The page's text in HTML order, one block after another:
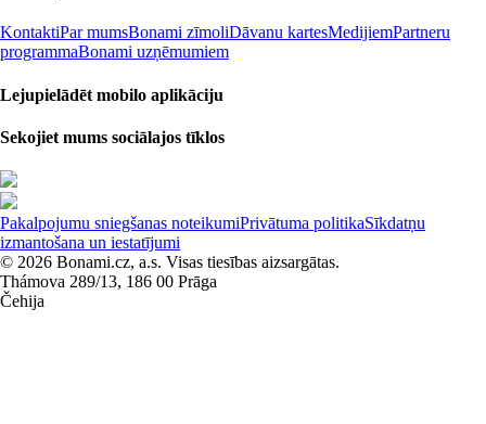
KontaktiPar mumsBonami zīmoliDāvanu kartesMedijiemPartneru
programmaBonami uzņēmumiem
Lejupielādēt mobilo aplikāciju
Sekojiet mums sociālajos tīklos
Pakalpojumu sniegšanas noteikumiPrivātuma politikaSīkdatņu
izmantošana un iestatījumi
© 2026 Bonami.cz, a.s. Visas tiesības aizsargātas.
Thámova 289/13, 186 00 Prāga
Čehija